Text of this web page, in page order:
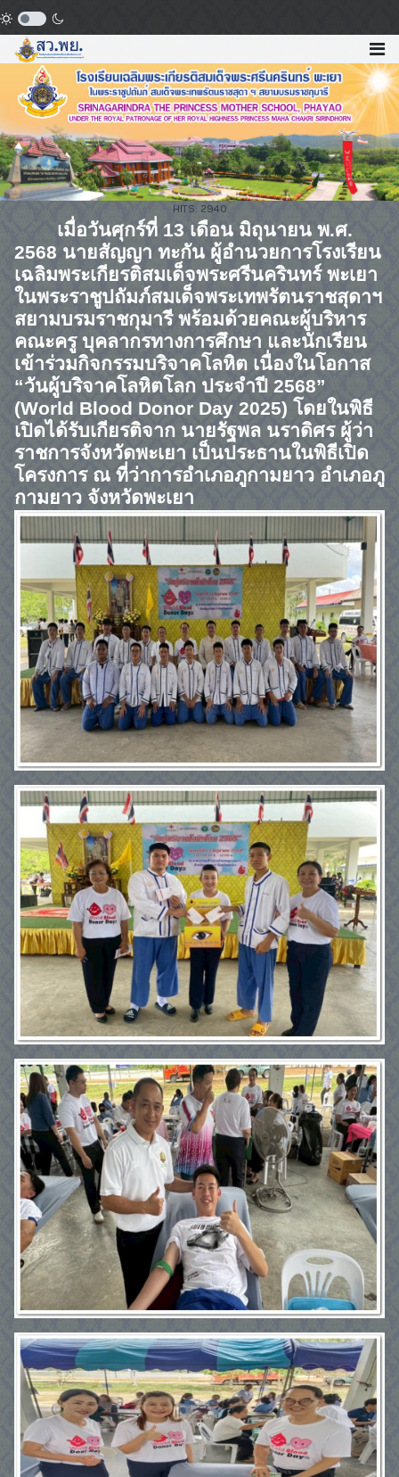
HITS: 2940
เมื่อวันศุกร์ที่ 13 เดือน มิถุนายน พ.ศ.
2568 นายสัญญา ทะกัน ผู้อำนวยการโรงเรียน
เฉลิมพระเกียรติสมเด็จพระศรีนครินทร์ พะเยา
ในพระราชูปถัมภ์สมเด็จพระเทพรัตนราชสุดาฯ
สยามบรมราชกุมารี พร้อมด้วยคณะผู้บริหาร
คณะครู บุคลากรทางการศึกษา และนักเรียน
เข้าร่วมกิจกรรมบริจาคโลหิต เนื่องในโอกาส
“วันผู้บริจาคโลหิตโลก ประจำปี 2568”
(World Blood Donor Day 2025) โดยในพิธี
เปิดได้รับเกียรติจาก นายรัฐพล นราดิศร ผู้ว่า
ราชการจังหวัดพะเยา เป็นประธานในพิธีเปิด
โครงการ ณ ที่ว่าการอำเภอภูกามยาว อำเภอภู
กามยาว จังหวัดพะเยา